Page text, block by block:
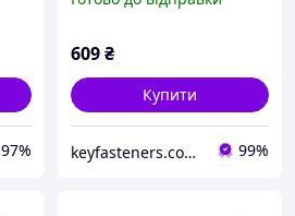
97%
М10/135 цинк жовтий 20
609₴
Купити
keyfasteners.com.ua 99%